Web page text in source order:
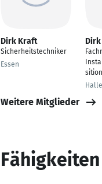
Dirk Kraft
Sicherheitstechniker
Essen
sition
Halle
Weitere Mitglieder